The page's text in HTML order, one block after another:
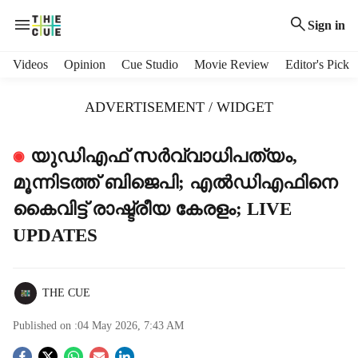
Sign in
Videos Opinion Cue Studio Movie Review Editor's Pick
ADVERTISEMENT / WIDGET
യുഡിഎഫ് സര്‍വ്വാധിപത്യം,
മൂന്നിടത്ത് ബിജെപി; എല്‍ഡിഎഫിനെ
കൈവിട്ട് രാഷ്ട്രീയ കേരളം; LIVE
UPDATES
THE CUE
Published on :04 May 2026, 7:43 AM